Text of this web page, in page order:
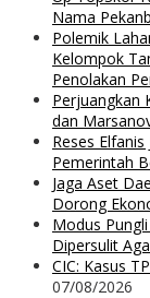
Nama
Polemik
Kelompok
Penolakan
Perjuangkan
dan
Reses
Pemerintah
Jaga Aset
Dorong
Modus
Dipersulit
CIC: Kasus
07/08/2026